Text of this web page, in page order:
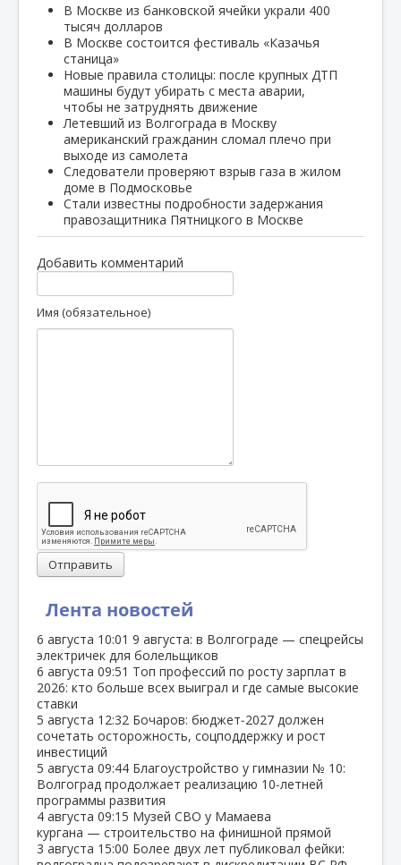
Лента новостей
6 августа 10:01 9 августа: в Волгограде — спецрейсы
электричек для болельщиков
6 августа 09:51 Топ профессий по росту зарплат в
2026: кто больше всех выиграл и где самые высокие
ставки
5 августа 12:32 Бочаров: бюджет‑2027 должен
сочетать осторожность, соцподдержку и рост
инвестиций
5 августа 09:44 Благоустройство у гимназии № 10:
Волгоград продолжает реализацию 10‑летней
программы развития
4 августа 09:15 Музей СВО у Мамаева
кургана — строительство на финишной прямой
3 августа 15:00 Более двух лет публиковал фейки:
В Москве из банковской ячейки украли 400
тысяч долларов
В Москве состоится фестиваль «Казачья
станица»
Новые правила столицы: после крупных ДТП
машины будут убирать с места аварии,
чтобы не затруднять движение
Летевший из Волгограда в Москву
американский гражданин сломал плечо при
выходе из самолета
Следователи проверяют взрыв газа в жилом
доме в Подмосковье
Стали известны подробности задержания
правозащитника Пятницкого в Москве
Добавить комментарий
Имя (обязательное)
Отправить